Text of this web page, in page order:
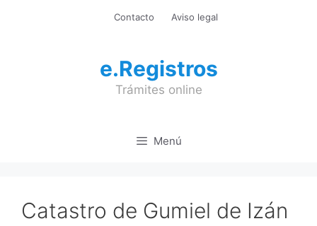
Contacto Aviso legal
e.Registros
Trámites online
Menú
Catastro de Gumiel de Izán